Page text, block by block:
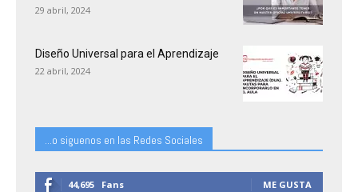
29 abril, 2024
Diseño Universal para el Aprendizaje
22 abril, 2024
...o siguenos en las Redes Sociales
44,695 Fans ME GUSTA